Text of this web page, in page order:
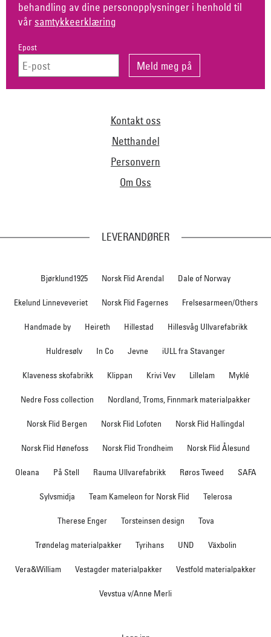
behandling av dine personopplysninger i henhold til
vår samtykkeerklæring
Epost
Kontakt oss
Netthandel
Personvern
Om Oss
LEVERANDØRER
Bjørklund1925 Norsk Flid Arendal Dale of Norway
Ekelund Linneveveriet Norsk Flid Fagernes Frelsesarmeen/Others
Handmade by Heireth Hillestad Hillesvåg Ullvarefabrikk
Huldresølv In Co Jevne iULL fra Stavanger
Klaveness skofabrikk Klippan Krivi Vev Lillelam Myklé
Nedre Foss collection Nordland, Troms, Finnmark materialpakker
Norsk Flid Bergen Norsk Flid Lofoten Norsk Flid Hallingdal
Norsk Flid Hønefoss Norsk Flid Trondheim Norsk Flid Ålesund
Oleana På Stell Rauma Ullvarefabrikk Røros Tweed SAFA
Sylvsmidja Team Kameleon for Norsk Flid Telerosa
Therese Enger Torsteinsen design Tova
Trøndelag materialpakker Tyrihans UND Växbolin
Vera&William Vestagder materialpakker Vestfold materialpakker
Vevstua v/Anne Merli